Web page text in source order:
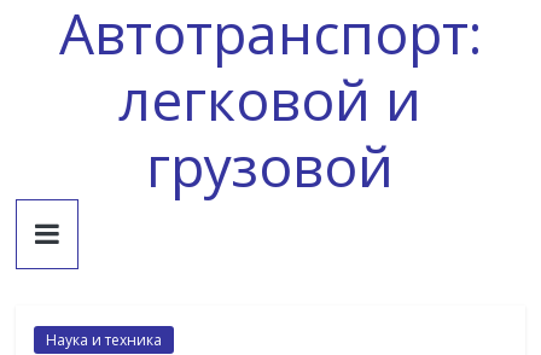
Автотранспорт:
легковой и
грузовой
Наука и техника